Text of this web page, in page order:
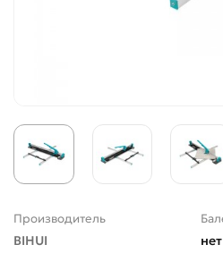
Производитель
BIHUI нет